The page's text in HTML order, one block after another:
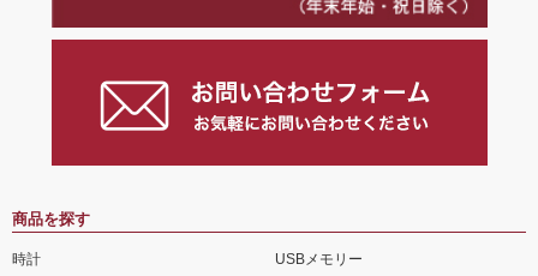
商品を探す
時計
USBメモリー